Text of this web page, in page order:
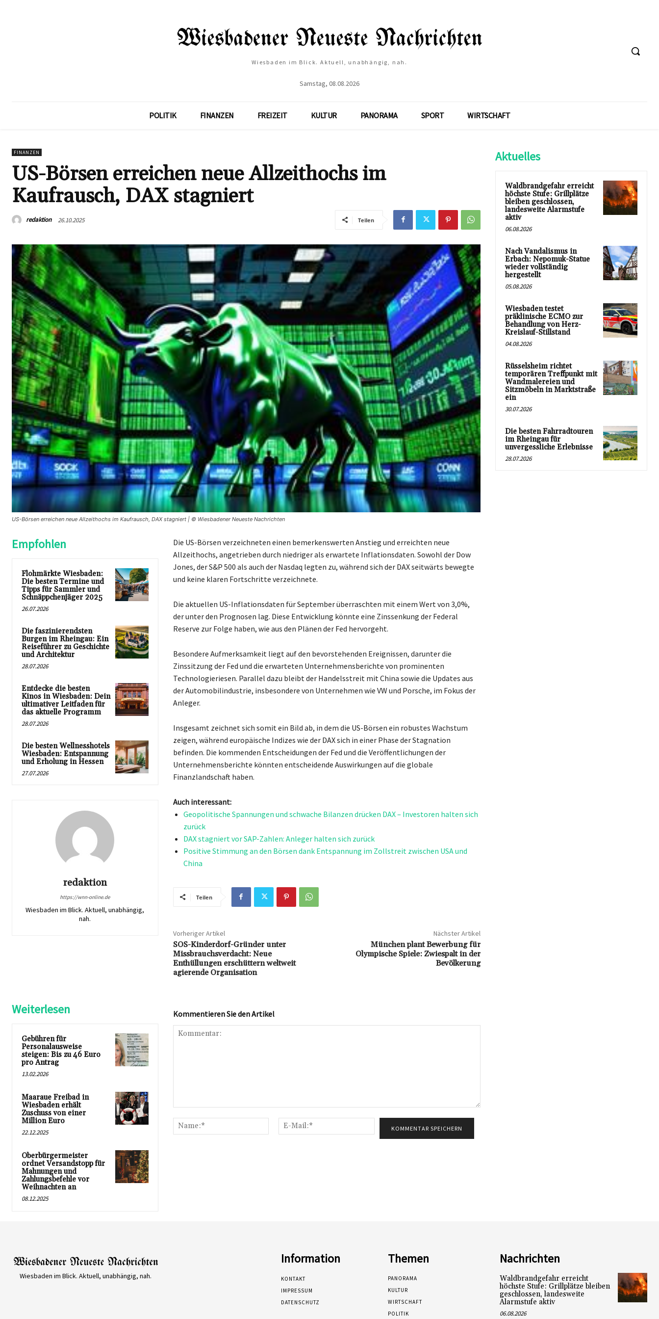
Wiesbaden im Blick. Aktuell, unabhängig, nah.
Samstag, 08.08.2026
POLITIK FINANZEN FREIZEIT KULTUR PANORAMA SPORT WIRTSCHAFT
FINANZEN
US-Börsen erreichen neue Allzeithochs im
Kaufrausch, DAX stagniert
redaktion 26.10.2025 Teilen
US-Börsen erreichen neue Allzeithochs im Kaufrausch, DAX stagniert | © Wiesbadener Neueste Nachrichten
Empfohlen
Flohmärkte Wiesbaden:
Die besten Termine und
Tipps für Sammler und
Schnäppchenjäger 2025
26.07.2026
Die faszinierendsten
Burgen im Rheingau: Ein
Reiseführer zu Geschichte
und Architektur
28.07.2026
Entdecke die besten
Kinos in Wiesbaden: Dein
ultimativer Leitfaden für
das aktuelle Programm
28.07.2026
Die besten Wellnesshotels
Wiesbaden: Entspannung
und Erholung in Hessen
27.07.2026
redaktion
https://wnn-online.de
Wiesbaden im Blick. Aktuell, unabhängig,
nah.
Die US-Börsen verzeichneten einen bemerkenswerten Anstieg und erreichten neue
Allzeithochs, angetrieben durch niedriger als erwartete Inflationsdaten. Sowohl der Dow
Jones, der S&P 500 als auch der Nasdaq legten zu, während sich der DAX seitwärts bewegte
und keine klaren Fortschritte verzeichnete.
Die aktuellen US-Inflationsdaten für September überraschten mit einem Wert von 3,0%,
der unter den Prognosen lag. Diese Entwicklung könnte eine Zinssenkung der Federal
Reserve zur Folge haben, wie aus den Plänen der Fed hervorgeht.
Besondere Aufmerksamkeit liegt auf den bevorstehenden Ereignissen, darunter die
Zinssitzung der Fed und die erwarteten Unternehmensberichte von prominenten
Technologieriesen. Parallel dazu bleibt der Handelsstreit mit China sowie die Updates aus
der Automobilindustrie, insbesondere von Unternehmen wie VW und Porsche, im Fokus der
Anleger.
Insgesamt zeichnet sich somit ein Bild ab, in dem die US-Börsen ein robustes Wachstum
zeigen, während europäische Indizes wie der DAX sich in einer Phase der Stagnation
befinden. Die kommenden Entscheidungen der Fed und die Veröffentlichungen der
Unternehmensberichte könnten entscheidende Auswirkungen auf die globale
Finanzlandschaft haben.
Auch interessant:
Geopolitische Spannungen und schwache Bilanzen drücken DAX – Investoren halten sich
zurück
DAX stagniert vor SAP-Zahlen: Anleger halten sich zurück
Positive Stimmung an den Börsen dank Entspannung im Zollstreit zwischen USA und
China
Teilen
Vorheriger Artikel
SOS-Kinderdorf-Gründer unter
Missbrauchsverdacht: Neue
Enthüllungen erschüttern weltweit
agierende Organisation
Nächster Artikel
München plant Bewerbung für
Olympische Spiele: Zwiespalt in der
Bevölkerung
Weiterlesen
Gebühren für
Personalausweise
steigen: Bis zu 46 Euro
pro Antrag
13.02.2026
Maaraue Freibad in
Wiesbaden erhält
Zuschuss von einer
Million Euro
22.12.2025
Oberbürgermeister
ordnet Versandstopp für
Mahnungen und
Zahlungsbefehle vor
Weihnachten an
08.12.2025
Kommentieren Sie den Artikel
Name:*
Mail:*
Aktuelles
Waldbrandgefahr erreicht
höchste Stufe: Grillplätze
bleiben geschlossen,
landesweite Alarmstufe
aktiv
06.08.2026
Nach Vandalismus in
Erbach: Nepomuk-Statue
wieder vollständig
hergestellt
05.08.2026
Wiesbaden testet
präklinische ECMO zur
Behandlung von Herz-
Kreislauf-Stillstand
04.08.2026
Rüsselsheim richtet
temporären Treffpunkt mit
Wandmalereien und
Sitzmöbeln in Marktstraße
ein
30.07.2026
Die besten Fahrradtouren
im Rheingau für
unvergessliche Erlebnisse
28.07.2026
Wiesbaden im Blick. Aktuell, unabhängig, nah.
Information
KONTAKT
IMPRESSUM
DATENSCHUTZ
Themen
PANORAMA
KULTUR
WIRTSCHAFT
POLITIK
Nachrichten
Waldbrandgefahr erreicht
höchste Stufe: Grillplätze bleiben
geschlossen, landesweite
Alarmstufe aktiv
06.08.2026